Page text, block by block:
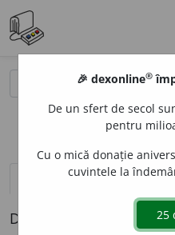
definiții (1) pronunțievolume_up
Definiția cu ID-ul
🎉 dexonline®
De un sfert de secol
pentru
Cu o mică donație
cuvintele la